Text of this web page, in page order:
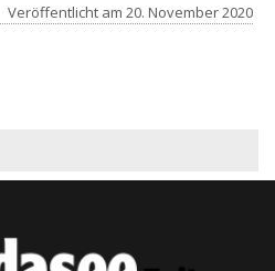
Veröffentlicht am 20. November 2020